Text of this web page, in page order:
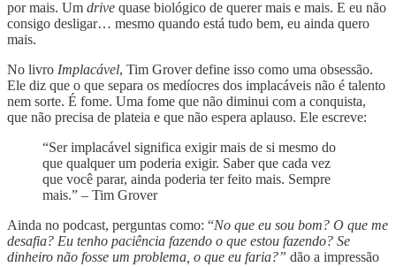
por mais. Um drive quase biológico de querer mais e mais. E eu não
consigo desligar… mesmo quando está tudo bem, eu ainda quero
mais.
No livro Implacável, Tim Grover define isso como uma obsessão.
Ele diz que o que separa os medíocres dos implacáveis não é talento
nem sorte. É fome. Uma fome que não diminui com a conquista,
que não precisa de plateia e que não espera aplauso. Ele escreve:
“Ser implacável significa exigir mais de si mesmo do
que qualquer um poderia exigir. Saber que cada vez
que você parar, ainda poderia ter feito mais. Sempre
mais.” – Tim Grover
Ainda no podcast, perguntas como: “No que eu sou bom? O que me
desafia? Eu tenho paciência fazendo o que estou fazendo? Se
dinheiro não fosse um problema, o que eu faria?” dão a impressão